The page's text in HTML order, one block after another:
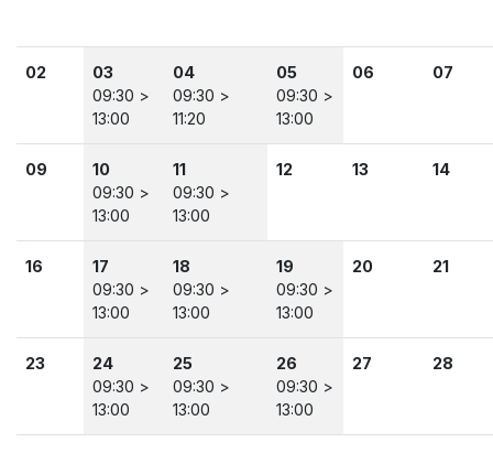
02
03
09:30 >
13:00
04
09:30 >
11:20
05
09:30 >
13:00
06 07
09
10
09:30 >
13:00
11
09:30 >
13:00
12 13 14
16
17
09:30 >
13:00
18
09:30 >
13:00
19
09:30 >
13:00
20 21
23
24
09:30 >
13:00
25
09:30 >
13:00
26
09:30 >
13:00
27 28